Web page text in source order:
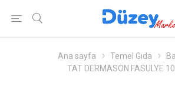
Ana sayfa Temel Gıda
TAT DERMASON FASULYE